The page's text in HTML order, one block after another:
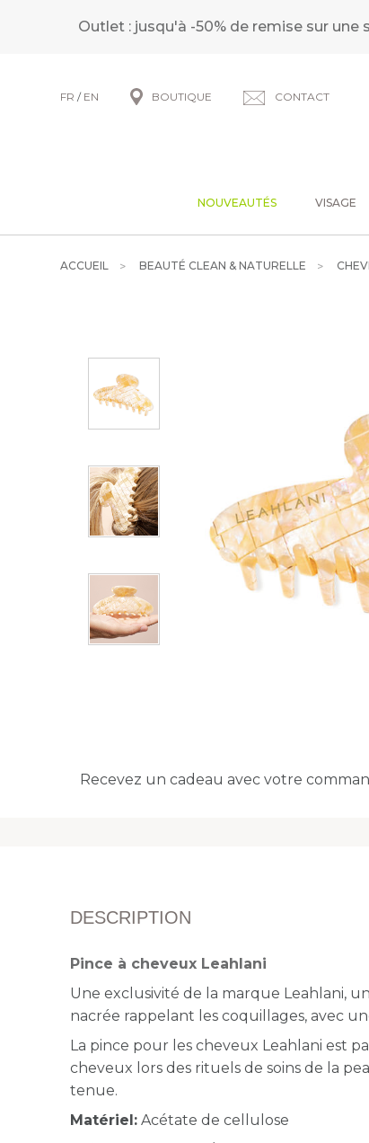
Outlet : jusqu'à -50% de remise sur
FR / EN BOUTIQUE CONTACT
NOUVEAUTÉS VISAGE
ACCUEIL BEAUTÉ CLEAN & NATURELLE
Recevez un cadeau avec votre
DESCRIPTION
Pince à cheveux Leahlani
Une exclusivité de la marque Leahlani,
nacrée rappelant les coquillages, avec
La pince pour les cheveux Leahlani est
cheveux lors des rituels de soins de la
tenue.
Matériel: Acétate de cellulose